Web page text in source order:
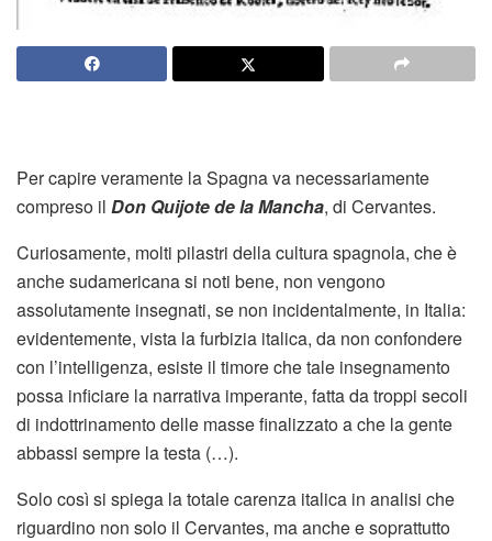
Per capire veramente la Spagna va necessariamente
compreso il Don Quijote de la Mancha, di Cervantes.
Curiosamente, molti pilastri della cultura spagnola, che è
anche sudamericana si noti bene, non vengono
assolutamente insegnati, se non incidentalmente, in Italia:
evidentemente, vista la furbizia italica, da non confondere
con l’intelligenza, esiste il timore che tale insegnamento
possa inficiare la narrativa imperante, fatta da troppi secoli
di indottrinamento delle masse finalizzato a che la gente
abbassi sempre la testa (…).
Solo così si spiega la totale carenza italica in analisi che
riguardino non solo il Cervantes, ma anche e soprattutto